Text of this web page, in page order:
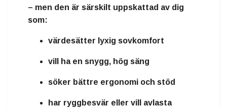
– men den är särskilt uppskattad av dig
som:
värdesätter lyxig sovkomfort
vill ha en snygg, hög säng
söker bättre ergonomi och stöd
har ryggbesvär eller vill avlasta